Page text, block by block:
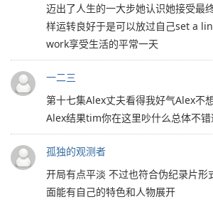
迈出了人生的一大步她认识她接受最
样运转良好于是可以放过自己set a
work享受生活的平常一天
一二三
第十七集Alex丈夫看得我好气Alex不
Alex结果tim你在这里吵什么总体不
孤独的观测者
开局有点平淡 不过也符合伪纪录片形
面能有自己的特色和人物展开